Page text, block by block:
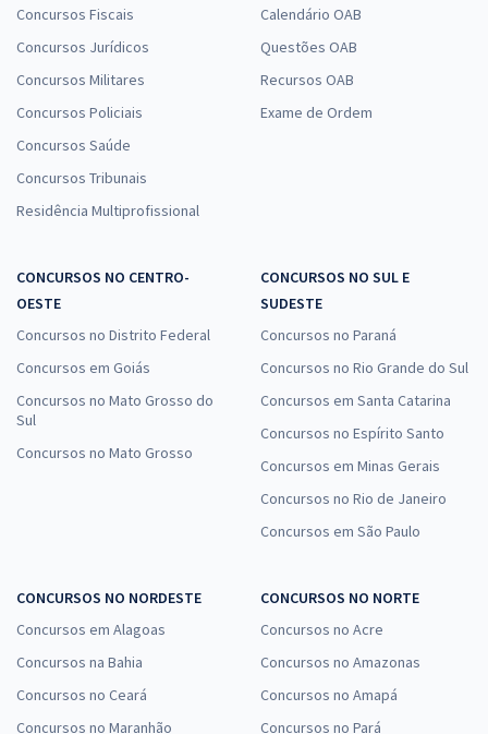
Concursos Fiscais
Concursos Jurídicos
Concursos Militares
Concursos Policiais
Concursos Saúde
Concursos Tribunais
Residência Multiprofissional
Calendário OAB
Questões OAB
Recursos OAB
Exame de Ordem
CONCURSOS NO CENTRO-
OESTE
Concursos no Distrito Federal
Concursos em Goiás
Concursos no Mato Grosso do
Sul
Concursos no Mato Grosso
CONCURSOS NO SUL E
SUDESTE
Concursos no Paraná
Concursos no Rio Grande do Sul
Concursos em Santa Catarina
Concursos no Espírito Santo
Concursos em Minas Gerais
Concursos no Rio de Janeiro
Concursos em São Paulo
CONCURSOS NO NORDESTE
Concursos em Alagoas
Concursos na Bahia
Concursos no Ceará
Concursos no Maranhão
CONCURSOS NO NORTE
Concursos no Acre
Concursos no Amazonas
Concursos no Amapá
Concursos no Pará